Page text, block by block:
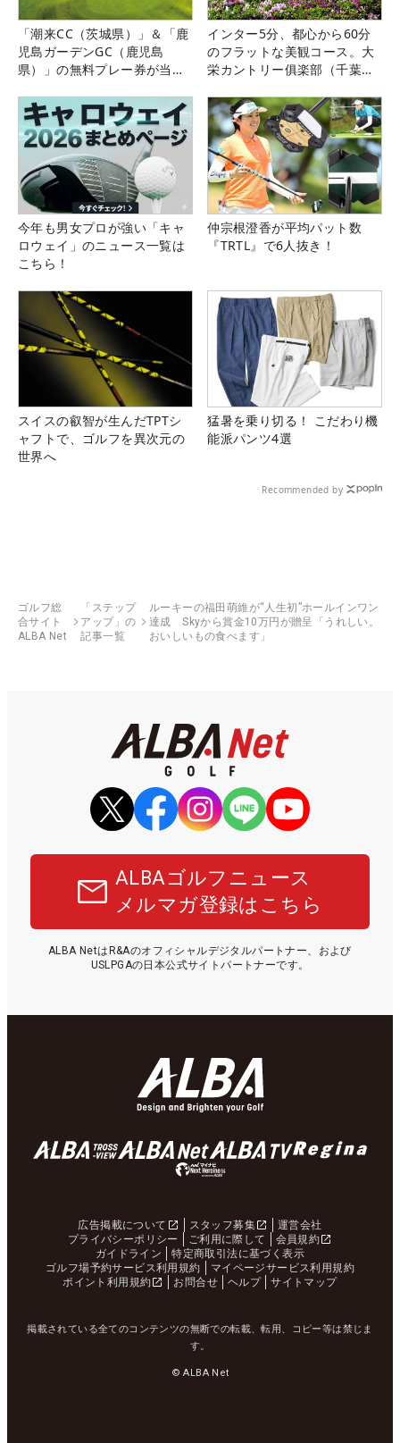
「潮来CC（茨城県）」＆「鹿
児島ガーデンGC（鹿児島
県）」の無料プレー券が当た
インター5分、都心から60分
のフラットな美観コース。大
栄カントリー俱楽部（千葉
今年も男女プロが強い「キャ
ロウェイ」のニュース一覧は
こちら！
仲宗根澄香が平均パット数
『TRTL』で6人抜き！
スイスの叡智が生んだTPTシ
ャフトで、ゴルフを異次元の
世界へ
猛暑を乗り切る！ こだわり機
能派パンツ4選
Recommended by
ゴルフ総
合サイト
ALBA Net
「ステップ
アップ」の
記事一覧
ルーキーの福田萌維が“人生初”ホールインワン
達成 Skyから賞金10万円が贈呈「うれしい。
おいしいもの食べます」
ALBAゴルフニュース
メルマガ登録はこちら
ALBA NetはR&Aのオフィシャルデジタルパートナー、および
USLPGAの日本公式サイトパートナーです。
広告掲載について スタッフ募集
運営会社
プライバシーポリシー
ご利用に際して
会員規約
ガイドライン
特定商取引法に基づく表示
ゴルフ場予約サービス利用規約
マイページサービス利用規約
ポイント利用規約
お問合せ ヘルプ サイトマップ
掲載されている全てのコンテンツの無断での転載、転用、コピー等は禁じま
す。
© ALBA Net